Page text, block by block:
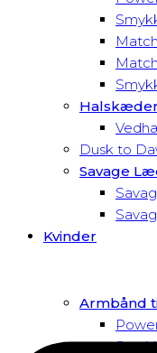
Dusk to
Savage
Kvinder
Armbånd